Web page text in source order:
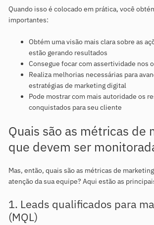
Quando isso é colocado em prática, você
importantes:
Obtém uma visão mais clara sobre as
estão gerando resultados
Consegue focar com assertividade nos
Realiza melhorias necessárias para
estratégias de marketing digital
Pode mostrar com mais autoridade os
conquistados para seu cliente
Quais são as métricas de
que devem ser
Mas, então, quais são as métricas de
atenção da sua equipe? Aqui estão as
1. Leads qualificados para
(MQL)